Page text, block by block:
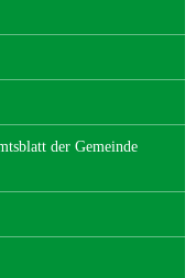
der Gemeinde